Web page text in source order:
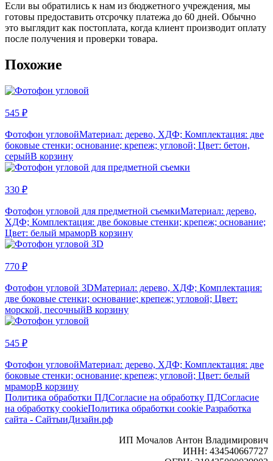
Если вы обратились к нам из бюджетного учреждения, мы
готовы предоставить отсрочку платежа до 60 дней. Обычно
это выглядит как постоплата, когда клиент производит оплату
после получения и проверки товара.
Похожие
545 ₽
Фотофон угловойМатериал: дерево, ХДФ; Комплектация: две
боковые стенки; основание; крепеж; угловой; Цвет: бетон,
серыйВ корзину
330 ₽
Фотофон угловой для предметной съемкиМатериал: дерево,
ХДФ; Комплектация: две боковые стенки; крепеж; основание;
Цвет: белый мраморВ корзину
770 ₽
Фотофон угловой 3DМатериал: дерево, ХДФ; Комплектация:
две боковые стенки; основание; крепеж; угловой; Цвет:
морской, песочныйВ корзину
545 ₽
Фотофон угловойМатериал: дерево, ХДФ; Комплектация: две
боковые стенки; основание; крепеж; угловой; Цвет: белый
мраморВ корзину
Политика обработки ПДСогласие на обработку ПДСогласие
на обработку cookieПолитика обработки cookie Разработка
сайта - СайтыиДизайн.рф
ИП Мочалов Антон Владимирович
ИНН: 434540667727